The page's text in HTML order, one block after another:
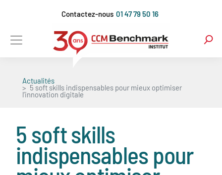
principal
Contactez-nous 01 47 79 50 16
Actualités
5 soft skills indispensables pour mieux optimiser
l’innovation digitale
5 soft skills
indispensables pour